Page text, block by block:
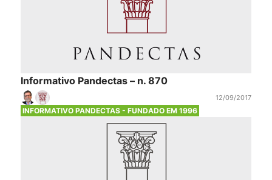
Informativo Pandectas – n. 870
12/09/2017
INFORMATIVO PANDECTAS - FUNDADO EM 1996